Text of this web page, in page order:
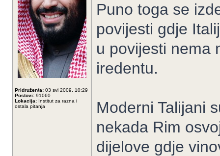
Pridružen/a: 03 svi 2009, 10:29
Postovi: 91060
Lokacija: Institut za razna i
ostala pitanja
Puno toga se
povijesti gdje
u povijesti nema
iredentu.
Moderni Talijani
nekada Rim
dijelove gdje